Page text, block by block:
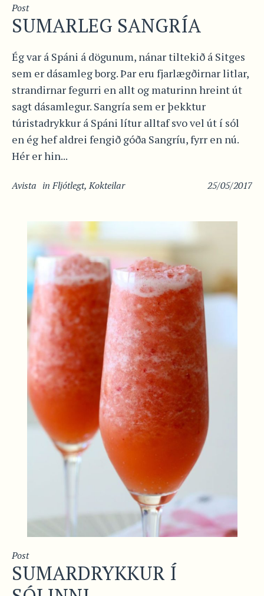
Post
SUMARLEG SANGRÍA
Ég var á Spáni á dögunum, nánar tiltekið á Sitges
sem er dásamleg borg. Þar eru fjarlægðirnar litlar,
strandirnar fegurri en allt og maturinn hreint út
sagt dásamlegur. Sangría sem er þekktur
túristadrykkur á Spáni lítur alltaf svo vel út í sól
en ég hef aldrei fengið góða Sangríu, fyrr en nú.
Hér er hin...
25/05/2017
Avista inFljótlegt,Kokteilar
Post
SUMARDRYKKUR Í